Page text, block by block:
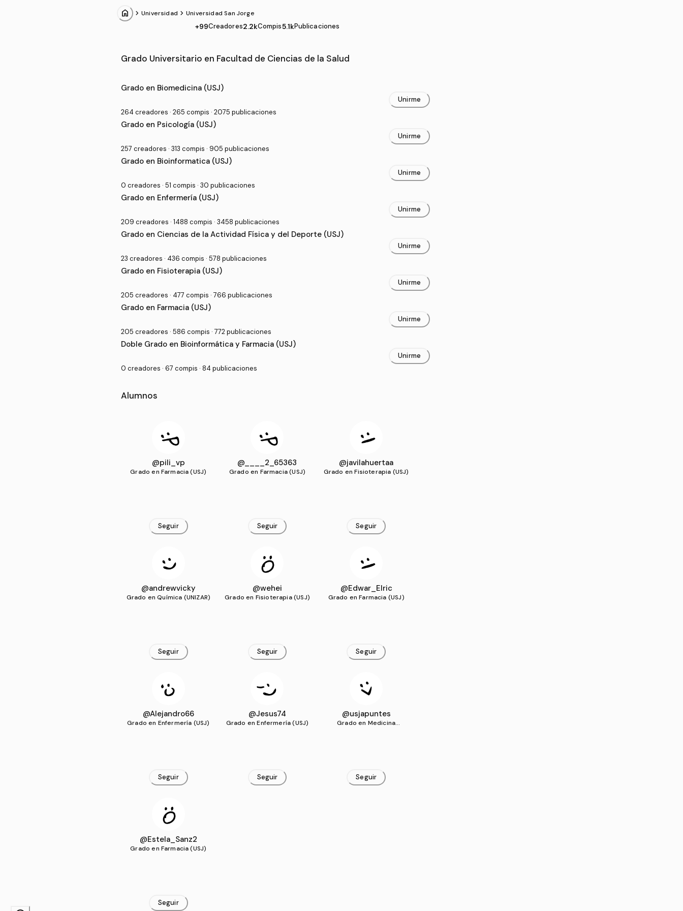
home chevron_forward Universidad chevron_forward Universidad San Jorge
+99Creadores2.2kCompis5.1kPublicaciones
Grado Universitario en Facultad de Ciencias de la Salud
Grado en Biomedicina (USJ)
264 creadores · 265 compis · 2075 publicaciones
Unirme
Grado en Psicología (USJ)
257 creadores · 313 compis · 905 publicaciones
Unirme
Grado en Bioinformatica (USJ)
0 creadores · 51 compis · 30 publicaciones
Unirme
Grado en Enfermería (USJ)
209 creadores · 1488 compis · 3458 publicaciones
Unirme
Grado en Ciencias de la Actividad Física y del Deporte (USJ)
23 creadores · 436 compis · 578 publicaciones
Unirme
Grado en Fisioterapia (USJ)
205 creadores · 477 compis · 766 publicaciones
Unirme
Grado en Farmacia (USJ)
205 creadores · 586 compis · 772 publicaciones
Unirme
Doble Grado en Bioinformática y Farmacia (USJ)
0 creadores · 67 compis · 84 publicaciones
Unirme
Alumnos
@pili_vp
Grado en Farmacia (USJ)
Seguir
@____2_65363
Grado en Farmacia (USJ)
Seguir
@javilahuertaa
Grado en Fisioterapia (USJ)
Seguir
@andrewvicky
Grado en Química (UNIZAR)
Seguir
@wehei
Grado en Fisioterapia (USJ)
Seguir
@Edwar_Elric
Grado en Farmacia (USJ)
Seguir
@Alejandro66
Grado en Enfermería (USJ)
Seguir
@Jesus74
Grado en Enfermería (USJ)
Seguir
@usjapuntes
Grado en Medicina
Seguir
@Estela_Sanz2
Grado en Farmacia (USJ)
Seguir